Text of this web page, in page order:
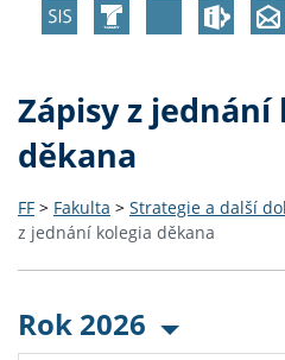
Zápisy z jednání
děkana
FF > Fakulta > Strategie a další
z jednání kolegia děkana
Rok 2026